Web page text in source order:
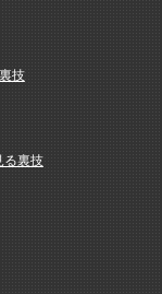
技
る裏技